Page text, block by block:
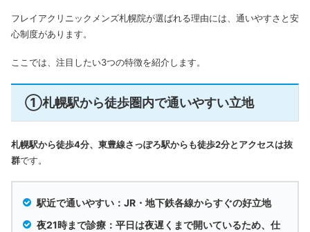
フレイアクリニックメンズ札幌院が選ばれる理由には、通いやすさと安
心制度があります。
ここでは、注目したい3つの特徴を紹介します。
①札幌駅から徒歩圏内で通いやすい立地
札幌駅から徒歩4分、東豊線さっぽろ駅からも徒歩2分とアクセスは抜
群です。
駅近で通いやすい：JR・地下鉄各線からすぐの好立地
夜21時まで診療：平日は夜遅くまで開いているため、仕